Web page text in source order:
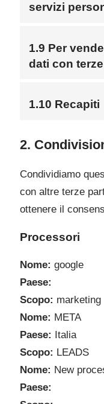
servizi
1.9 Per
dati con
1.10 Recapiti
2.
Condividiamo
con altre terze
ottenere il
Processori
Nome: google
Paese:
Scopo: marketing
Nome: META
Paese: Italia
Scopo: LEADS
Nome: New
Paese: